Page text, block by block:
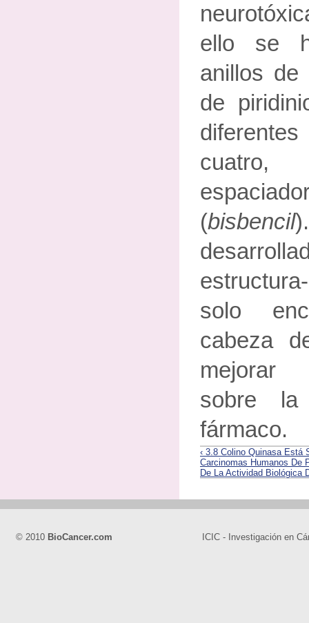
ello se
anillos de
de
cuatro,
(bisbencil
solo
cabeza
mejorar
sobre
fármaco.
‹ 3.8 Colino Quinasa Está
Carcinomas Humanos De
De La Actividad Biológica
© 2010 BioCancer.com ICIC - Investigación en